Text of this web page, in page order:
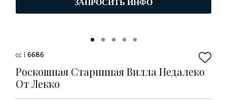
сс | 6686
Роскошная Старинная Вилла Недалеко
От Лекко